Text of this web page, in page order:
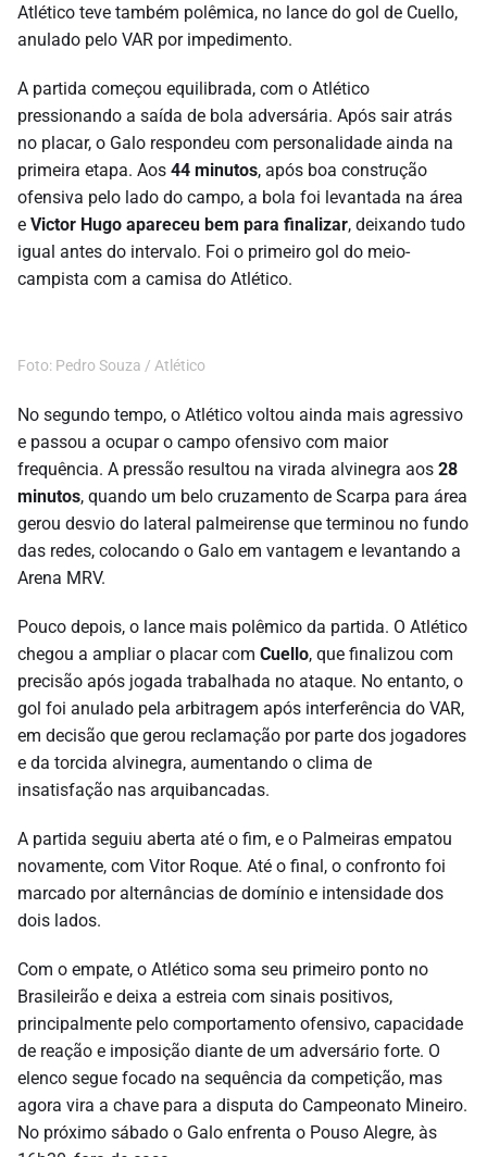
Atlético teve também polêmica, no lance do gol de Cuello,
anulado pelo VAR por impedimento.
A partida começou equilibrada, com o Atlético
pressionando a saída de bola adversária. Após sair atrás
no placar, o Galo respondeu com personalidade ainda na
primeira etapa. Aos 44 minutos, após boa construção
ofensiva pelo lado do campo, a bola foi levantada na área
e Victor Hugo apareceu bem para finalizar, deixando tudo
igual antes do intervalo. Foi o primeiro gol do meio-
campista com a camisa do Atlético.
Foto: Pedro Souza / Atlético
No segundo tempo, o Atlético voltou ainda mais agressivo
e passou a ocupar o campo ofensivo com maior
frequência. A pressão resultou na virada alvinegra aos 28
minutos, quando um belo cruzamento de Scarpa para área
gerou desvio do lateral palmeirense que terminou no fundo
das redes, colocando o Galo em vantagem e levantando a
Arena MRV.
Pouco depois, o lance mais polêmico da partida. O Atlético
chegou a ampliar o placar com Cuello, que finalizou com
precisão após jogada trabalhada no ataque. No entanto, o
gol foi anulado pela arbitragem após interferência do VAR,
em decisão que gerou reclamação por parte dos jogadores
e da torcida alvinegra, aumentando o clima de
insatisfação nas arquibancadas.
A partida seguiu aberta até o fim, e o Palmeiras empatou
novamente, com Vitor Roque. Até o final, o confronto foi
marcado por alternâncias de domínio e intensidade dos
dois lados.
Com o empate, o Atlético soma seu primeiro ponto no
Brasileirão e deixa a estreia com sinais positivos,
principalmente pelo comportamento ofensivo, capacidade
de reação e imposição diante de um adversário forte. O
elenco segue focado na sequência da competição, mas
agora vira a chave para a disputa do Campeonato Mineiro.
No próximo sábado o Galo enfrenta o Pouso Alegre, às